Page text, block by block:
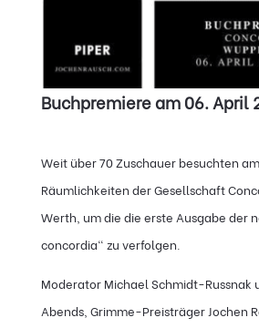
Buchpremiere am 06. April
Weit über 70 Zuschauer besuchten
Räumlichkeiten der Gesellschaft
Werth, um die die erste Ausgabe der
concordia“ zu verfolgen.
Moderator Michael Schmidt-Russnak
Abends, Grimme-Preisträger Jochen